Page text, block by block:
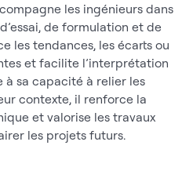
les ingénieurs dans
de formulation et de
les tendances, les écarts ou
et facilite l’interprétation
à sa capacité à relier les
contexte, il renforce la
et valorise les travaux
les projets futurs.